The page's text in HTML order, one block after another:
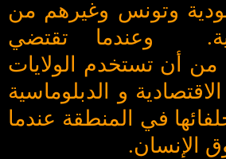
وتونس وغيرهم من
وعندما تقتضي
من أن تستخدم الولايات
و الدبلوماسية
في المنطقة عندما
الإنسان.